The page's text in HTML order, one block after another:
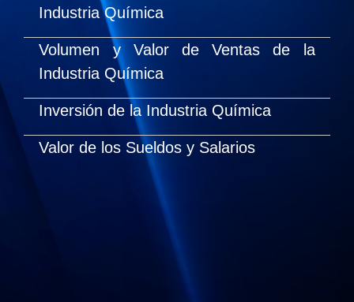
Industria Química
Volumen y Valor de Ventas de la
Industria Química
Inversión de la Industria Química
Valor de los Sueldos y Salarios